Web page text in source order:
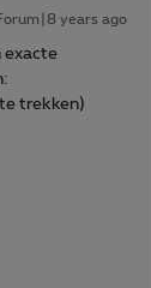
years ago
exacte
trekken)